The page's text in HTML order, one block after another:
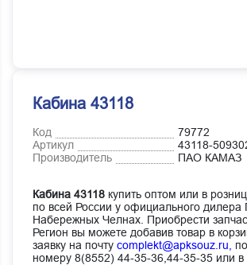
Кабина 43118
Код
79772
Артикул
43118-
Производитель
ПАО КАМАЗ
Кабина 43118 купить оптом или в
по всей России у официального
Набережных Челнах. Приобрести
Регион вы можете добавив товар в
заявку на почту complekt@apksouz.ru,
номеру 8(8552) 44-35-36,44-35-35 или в